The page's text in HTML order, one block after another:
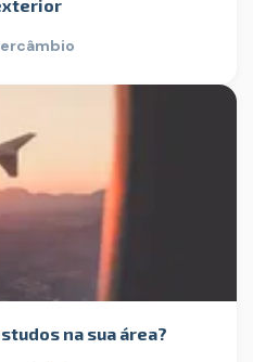
na sua área?